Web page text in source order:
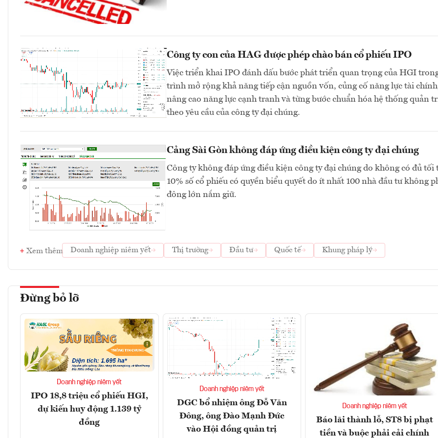
Công ty con của HAG được phép chào bán cổ phiếu IPO
Việc triển khai IPO đánh dấu bước phát triển quan trọng của HGI
trình mở rộng khả năng tiếp cận nguồn vốn, củng cố năng lực tài
nâng cao năng lực cạnh tranh và từng bước chuẩn hóa hệ thống quản
theo yêu cầu của công ty đại chúng.
Cảng Sài Gòn không đáp ứng điều kiện công ty đại chúng
Công ty không đáp ứng điều kiện công ty đại chúng do không có đủ tối
10% số cổ phiếu có quyền biểu quyết do ít nhất 100 nhà đầu tư không
đông lớn nắm giữ.
Xem thêm Doanh nghiệp niêm yết Thị trường Đầu tư Quốc tế Khung pháp lý
Đừng bỏ lỡ
Doanh nghiệp niêm yết
IPO 18,8 triệu cổ phiếu HGI,
dự kiến huy động 1.139 tỷ
đồng
Doanh nghiệp niêm yết
DGC bổ nhiệm ông Đỗ Văn
Đông, ông Đào Mạnh Đức
vào Hội đồng quản trị
Doanh nghiệp niêm yết
Báo lãi thành lỗ, ST8 bị phạt
tiền và buộc phải cải chính